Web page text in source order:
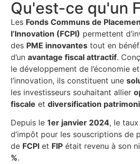
Qu'est-ce qu'un
Les Fonds Communs de
l’Innovation (FCPI) permettent
des PME innovantes tout en
d’unavantage fiscal attractif.
le développement de l’économie
l’innovation, ils constituent une
les investisseurs souhaitant allier
fiscale etdiversification
Depuis le1er janvier 2024, le
d’impôt pour les souscriptions de
de FCPI et FIP était revenu à son
%.